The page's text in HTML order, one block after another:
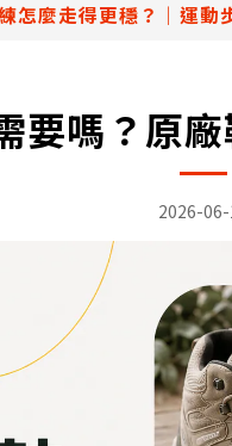
怎麼走得更穩？｜運動
要嗎？原
2026-